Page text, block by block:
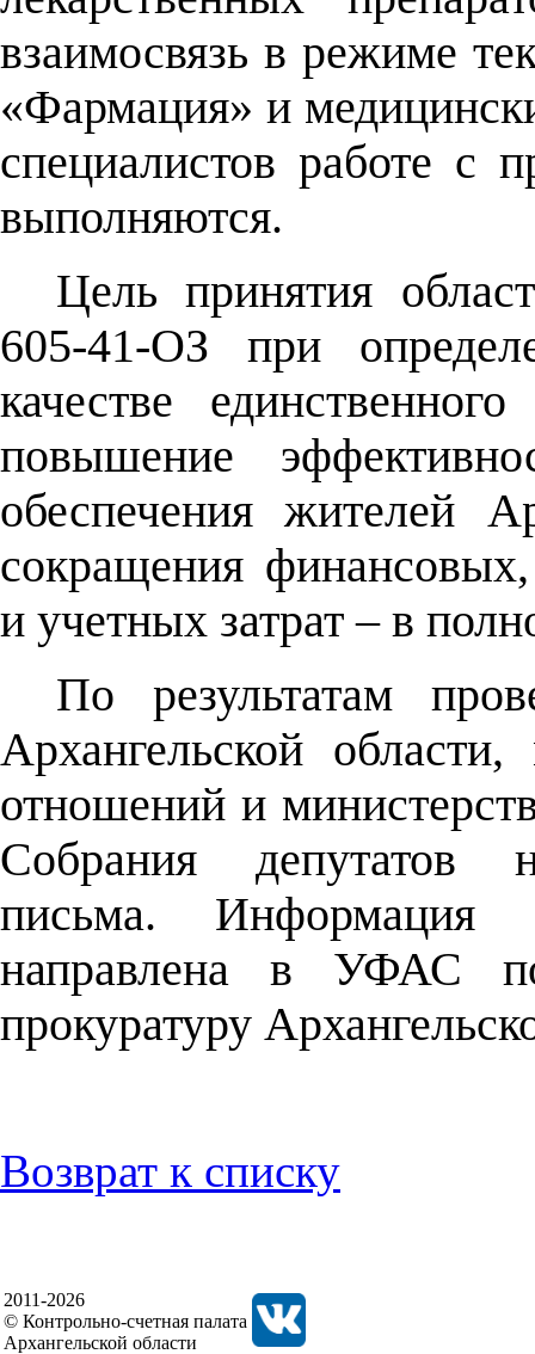
взаимосвязь в режиме
«Фармация» и
специалистов работе с
выполняются.
Цель принятия
605-41-ОЗ при
качестве
повышение
обеспечения жителей
сокращения
и учетных затрат – в
По результатам
Архангельской
отношений и
Собрания депутатов
письма. Информация
направлена в УФАС
прокуратуру
Возврат к списку
2011-2026
© Контрольно-счетная палата
Архангельской области